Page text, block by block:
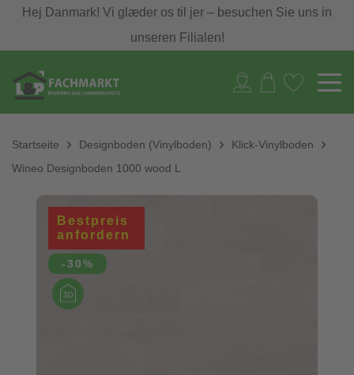
Hej Danmark! Vi glæder os til jer – besuchen Sie uns in
unseren Filialen!
Startseite Designboden (Vinylboden)
Klick-Vinylboden
Wineo Designboden 1000 wood L
Bestpreis
anfordern
-30%